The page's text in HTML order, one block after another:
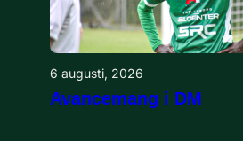
6 augusti, 2026
Avancemang i DM